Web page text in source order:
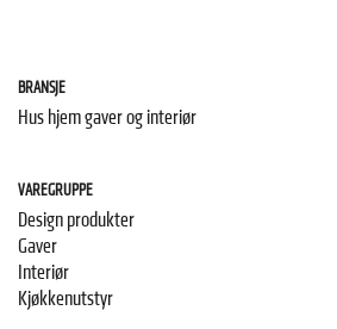
BRANSJE
Hus hjem gaver og interiør
VAREGRUPPE
Design produkter
Gaver
Interiør
Kjøkkenutstyr